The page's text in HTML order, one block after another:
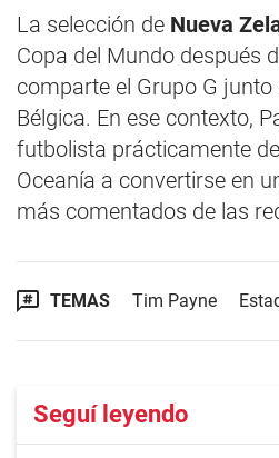
La selección de Nueva
Copa del Mundo después
comparte el Grupo G junto
Bélgica. En ese contexto,
futbolista prácticamente
Oceanía a convertirse en
más comentados de las
TEMAS Tim Payne
Seguí leyendo